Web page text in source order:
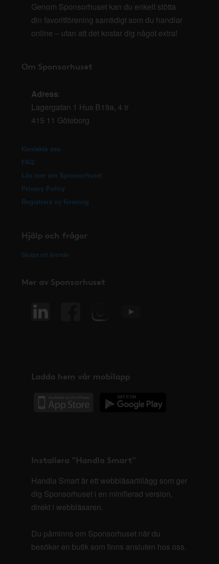
Genom Sponsorhuset kan du enkelt stötta
din favoritförening samtidigt som du handlar
online – utan att det kostar dig något extra!
Om Sponsorhuset
Adress:
Lagergatan 1 Hus B19a, 4 tr
415 11 Göteborg
Kontakta oss
FAQ
Läs mer om Sponsorhuset
Privacy Policy
Registrera ny förening
Hjälp och frågor
Skapa ett ärende
Mer av Sponsorhuset
Ladda hem vår mobilapp
Installera "Handla Smart"
Handla Smart är ett webbläsartillägg som ger
dig Sponsorhuset i en minifierad version,
direkt i webbläsaren.
Du påminns om Sponsorhuset när du
besöker en butik som finns ansluten hos oss.